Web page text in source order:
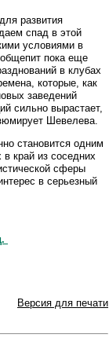
развития
спад в этой
условиями в
пока еще
в клубах
которые, как
заведений
сильно вырастает,
Шевелева.
становится одним
край из соседних
сферы
в серьезный
Версия для печати